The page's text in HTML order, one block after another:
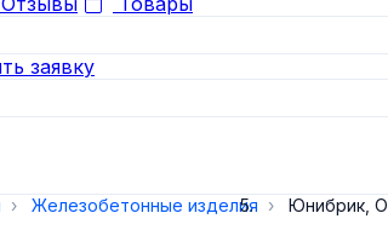
заявку
Железобетонные изделия Юнибрик,